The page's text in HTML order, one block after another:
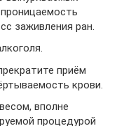
заживления ран.
приём
крови.
вполне
процедурой